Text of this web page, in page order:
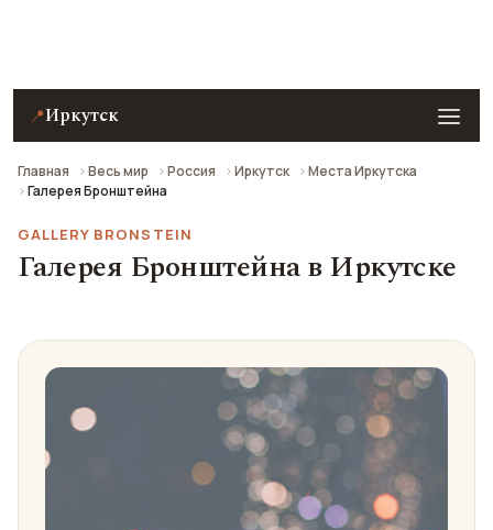
📍Иркутск
Главная Весь мир Россия Иркутск
Места Иркутска
Галерея Бронштейна
GALLERY BRONSTEIN
Галерея Бронштейна в Иркутске